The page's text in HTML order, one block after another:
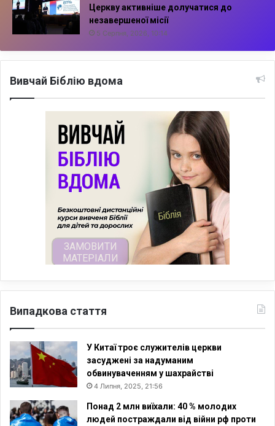
Церкву активніше долучатися до
незавершеної місії
5 Серпня, 2026, 10:14
Вивчай Біблію вдома
Випадкова стаття
У Китаї троє служителів церкви
засуджені за надуманим
обвинуваченням у шахрайстві
4 Липня, 2025, 21:56
Понад 2 млн виїхали: 40 % молодих
людей постраждали від війни рф проти